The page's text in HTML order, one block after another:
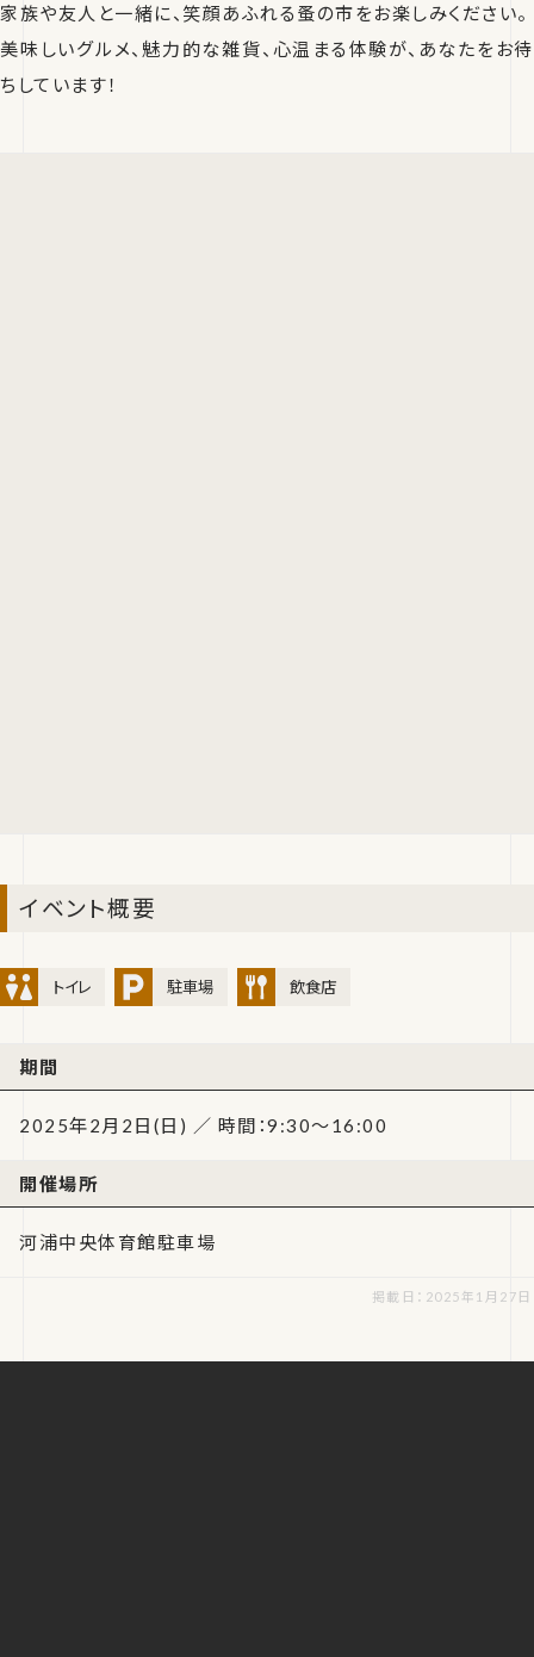
家族や友人と一緒に、笑顔あふれる蚤の市をお楽しみください。
美味しいグルメ、魅力的な雑貨、心温まる体験が、あなたをお待
ちしています！
イベント概要
トイレ 駐車場 飲食店
期間
2025年2月2日(日) ／ 時間：9:30～16:00
開催場所
河浦中央体育館駐車場
掲載日：2025年1月27日